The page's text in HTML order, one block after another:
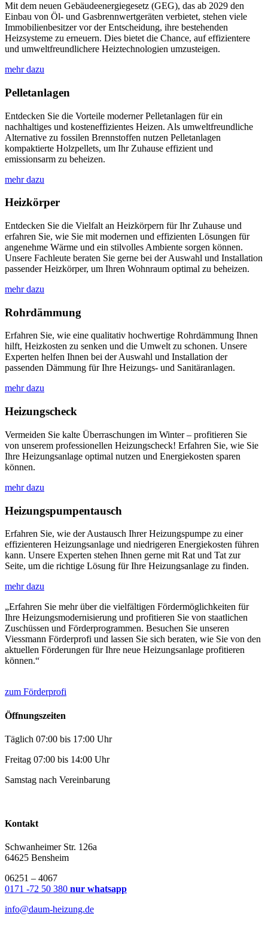
Mit dem neuen Gebäudeenergiegesetz (GEG), das ab 2029 den
Einbau von Öl- und Gasbrennwertgeräten verbietet, stehen viele
Immobilienbesitzer vor der Entscheidung, ihre bestehenden
Heizsysteme zu erneuern. Dies bietet die Chance, auf effizientere
und umweltfreundlichere Heiztechnologien umzusteigen.
mehr dazu
Pelletanlagen
Entdecken Sie die Vorteile moderner Pelletanlagen für ein
nachhaltiges und kosteneffizientes Heizen. Als umweltfreundliche
Alternative zu fossilen Brennstoffen nutzen Pelletanlagen
kompaktierte Holzpellets, um Ihr Zuhause effizient und
emissionsarm zu beheizen.
mehr dazu
Heizkörper
Entdecken Sie die Vielfalt an Heizkörpern für Ihr Zuhause und
erfahren Sie, wie Sie mit modernen und effizienten Lösungen für
angenehme Wärme und ein stilvolles Ambiente sorgen können.
Unsere Fachleute beraten Sie gerne bei der Auswahl und Installation
passender Heizkörper, um Ihren Wohnraum optimal zu beheizen.
mehr dazu
Rohrdämmung
Erfahren Sie, wie eine qualitativ hochwertige Rohrdämmung Ihnen
hilft, Heizkosten zu senken und die Umwelt zu schonen. Unsere
Experten helfen Ihnen bei der Auswahl und Installation der
passenden Dämmung für Ihre Heizungs- und Sanitäranlagen.
mehr dazu
Heizungscheck
Vermeiden Sie kalte Überraschungen im Winter – profitieren Sie
von unserem professionellen Heizungscheck! Erfahren Sie, wie Sie
Ihre Heizungsanlage optimal nutzen und Energiekosten sparen
können.
mehr dazu
Heizungspumpentausch
Erfahren Sie, wie der Austausch Ihrer Heizungspumpe zu einer
effizienteren Heizungsanlage und niedrigeren Energiekosten führen
kann. Unsere Experten stehen Ihnen gerne mit Rat und Tat zur
Seite, um die richtige Lösung für Ihre Heizungsanlage zu finden.
mehr dazu
„Erfahren Sie mehr über die vielfältigen Fördermöglichkeiten für
Ihre Heizungsmodernisierung und profitieren Sie von staatlichen
Zuschüssen und Förderprogrammen. Besuchen Sie unseren
Viessmann Förderprofi und lassen Sie sich beraten, wie Sie von den
aktuellen Förderungen für Ihre neue Heizungsanlage profitieren
können.“
zum Förderprofi
Öffnungszeiten
Täglich 07:00 bis 17:00 Uhr
Freitag 07:00 bis 14:00 Uhr
Samstag nach Vereinbarung
Kontakt
Schwanheimer Str. 126a
64625 Bensheim
06251 – 4067
0171 -72 50 380 nur whatsapp
info@daum-heizung.de